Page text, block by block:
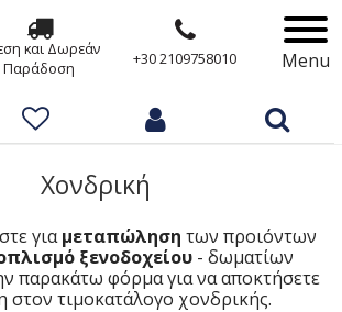
και Δωρεάν
Παράδοση
+30 2109758010 Menu
Χονδρική
γιαμεταπώληση των προιόντων
ξενοδοχείου - δωματίων
παρακάτω φόρμα για να αποκτήσετε
τιμοκατάλογο χονδρικής.